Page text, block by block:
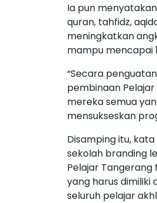
Ia pun
quran, tahfidz,
meningkatkan
mampu mencapai
“Secara
pembinaan
mereka semua
mensukseskan
Disamping itu,
sekolah branding
Pelajar
yang harus dimiliki
seluruh pelajar